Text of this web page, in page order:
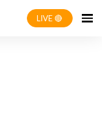
LIVE 🔴